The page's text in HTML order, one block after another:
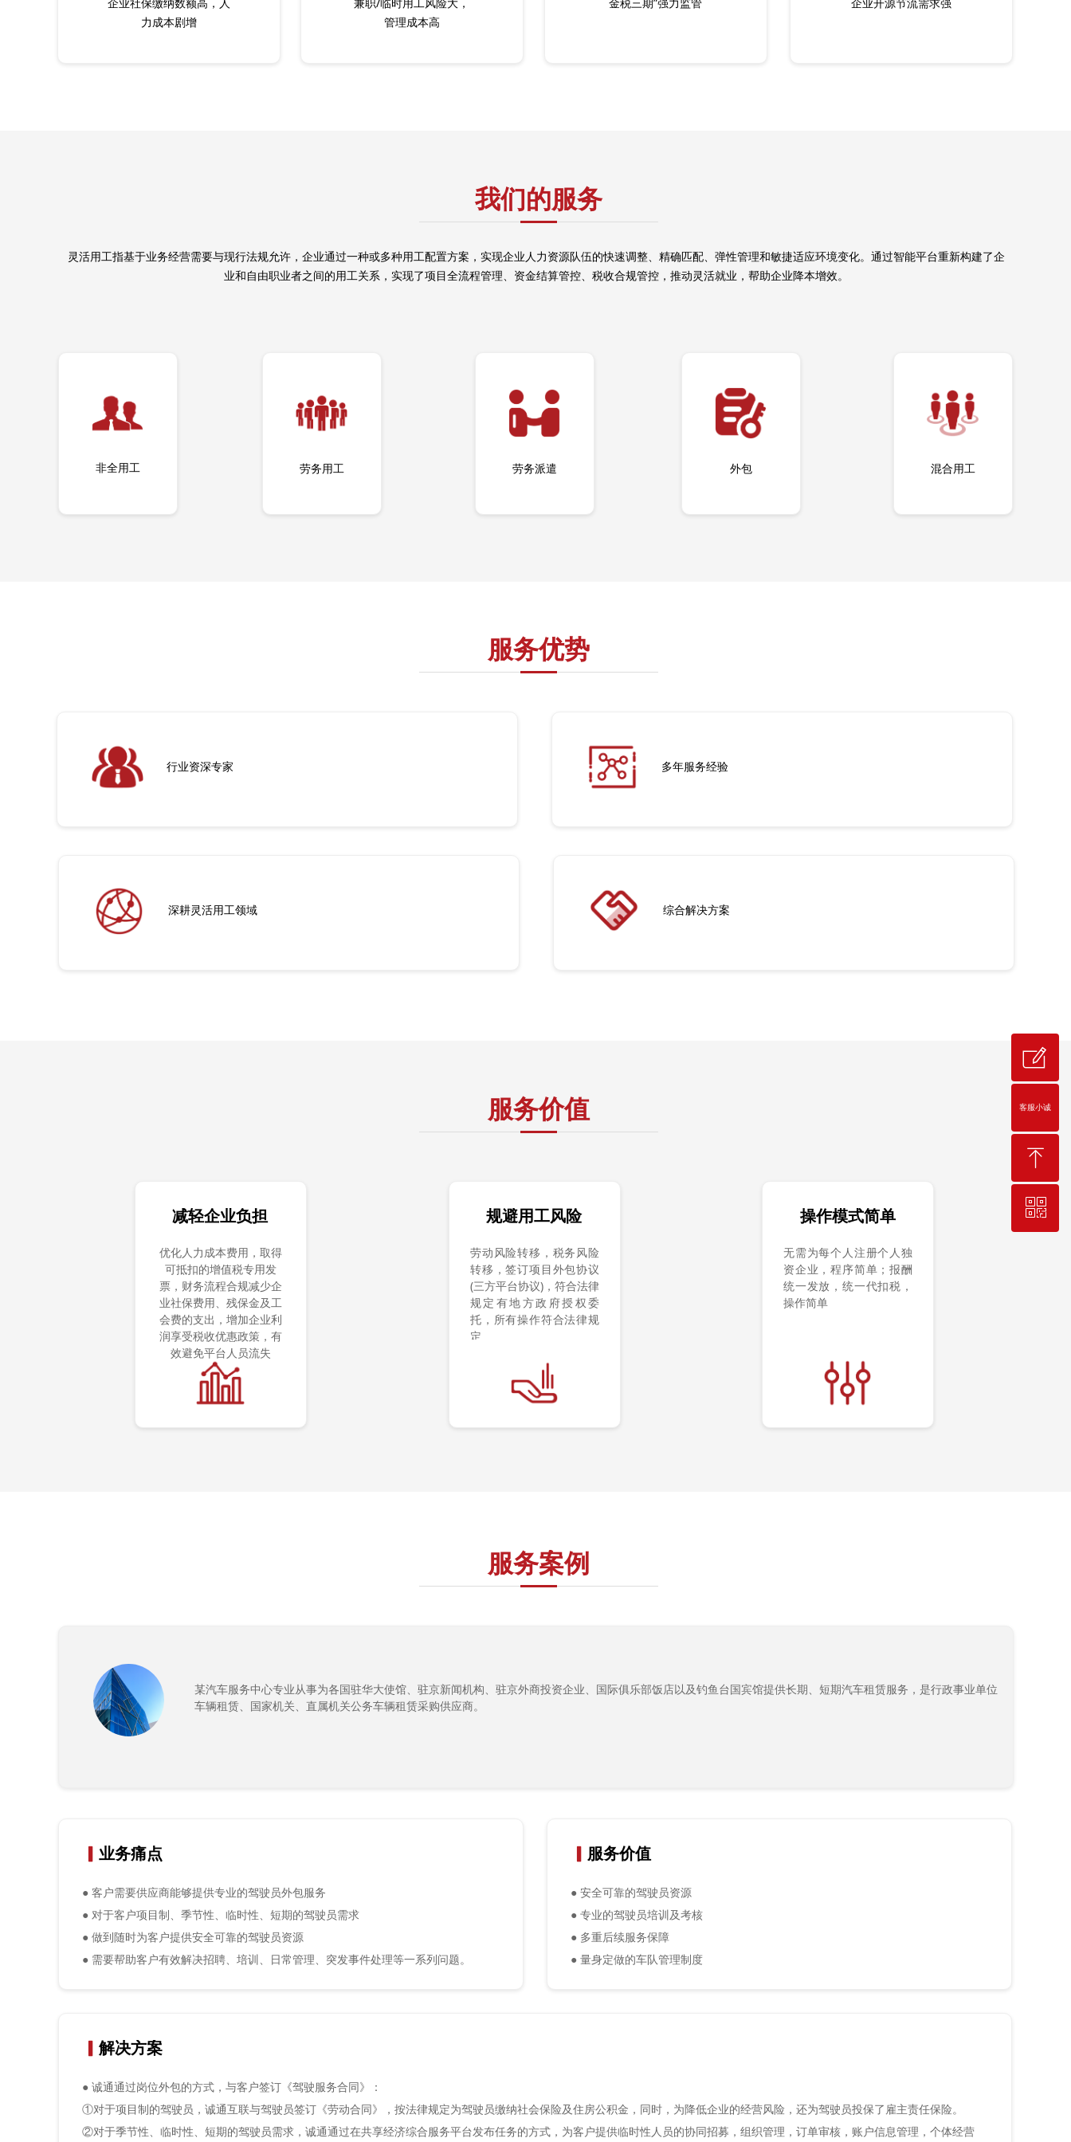
ꂐ
ꁸ
回到顶部
ꀥ
客服小诚
力成本剧增
管理成本高
我们的服务
灵活用工指基于业务经营需要与现行法规允许，企业通过一种或多种用工配置方案，实现企业人力资源队伍的快速调整、精确匹配、弹性管理和敏捷适应环境变化。通过智能平台重新构建了企
业和自由职业者之间的用工关系，实现了项目全流程管理、资金结算管控、税收合规管控，推动灵活就业，帮助企业降本增效。
非全用工 劳务用工 劳务派遣 外包 混合用工
服务优势
行业资深专家 多年服务经验
深耕灵活用工领域 综合解决方案
服务价值
优化人力成本费用，取得
可抵扣的增值税专用发
票，财务流程合规减少企
业社保费用、残保金及工
会费的支出，增加企业利
润享受税收优惠政策，有
效避免平台人员流失
减轻企业负担
劳动风险转移，税务风险
转移，签订项目外包协议
(三方平台协议)，符合法律
规定有地方政府授权委
托，所有操作符合法律规
定
规避用工风险
无需为每个人注册个人独
资企业，程序简单；报酬
统一发放，统一代扣税，
操作简单
操作模式简单
服务案例
某汽车服务中心专业从事为各国驻华大使馆、驻京新闻机构、驻京外商投资企业、国际俱乐部饭店以及钓鱼台国宾馆提供长期、短期汽车租赁服务，是行政事业单位
车辆租赁、国家机关、直属机关公务车辆租赁采购供应商。
业务痛点
● 客户需要供应商能够提供专业的驾驶员外包服务
● 对于客户项目制、季节性、临时性、短期的驾驶员需求
● 做到随时为客户提供安全可靠的驾驶员资源
● 需要帮助客户有效解决招聘、培训、日常管理、突发事件处理等一系列问题。
服务价值
● 安全可靠的驾驶员资源
● 专业的驾驶员培训及考核
● 多重后续服务保障
● 量身定做的车队管理制度
解决方案
● 诚通通过岗位外包的方式，与客户签订《驾驶服务合同》：
①对于项目制的驾驶员，诚通互联与驾驶员签订《劳动合同》，按法律规定为驾驶员缴纳社会保险及住房公积金，同时，为降低企业的经营风险，还为驾驶员投保了雇主责任保险。
②对于季节性、临时性、短期的驾驶员需求，诚通通过在共享经济综合服务平台发布任务的方式，为客户提供临时性人员的协同招募，组织管理，订单审核，账户信息管理，个体经营